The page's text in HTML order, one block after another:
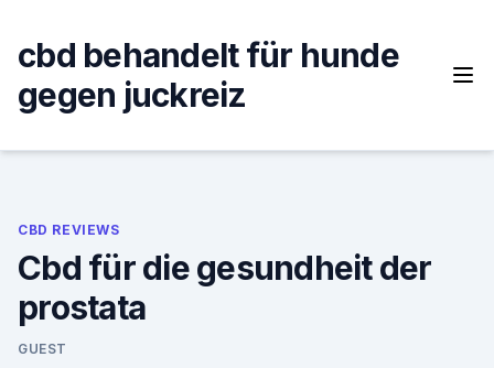
content
cbd behandelt für hunde
gegen juckreiz
CBD REVIEWS
Cbd für die gesundheit der
prostata
GUEST